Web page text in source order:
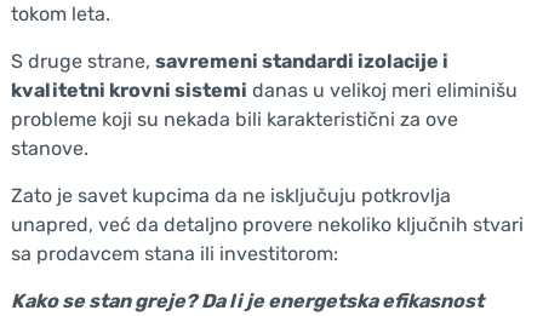
tokom leta.
S druge strane, savremeni standardi izolacije i
kvalitetni krovni sistemi danas u velikoj meri eliminišu
probleme koji su nekada bili karakteristični za ove
stanove.
Zato je savet kupcima da ne isključuju potkrovlja
unapred, već da detaljno provere nekoliko ključnih stvari
sa prodavcem stana ili investitorom:
Kako se stan greje? Da li je energetska efikasnost